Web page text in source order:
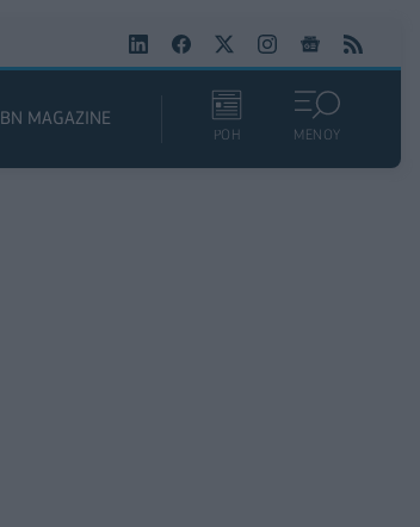
BN MAGAZINE
ΡΟΗ ΜΕΝΟΥ